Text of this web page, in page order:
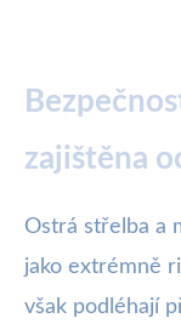
zajištěna
Ostrá střelba a
jako extrémně
však podléhají